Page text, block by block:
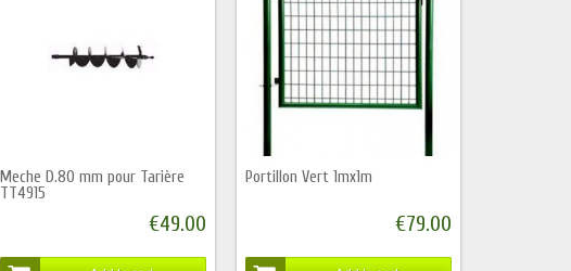
Meche D.80 mm pour Tarière
TT4915
€49.00
Portillon Vert 1mx1m
€79.00